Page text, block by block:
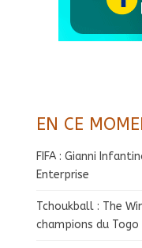
EN CE
FIFA : Gianni
Enterprise
Tchoukball : The
champions du Togo